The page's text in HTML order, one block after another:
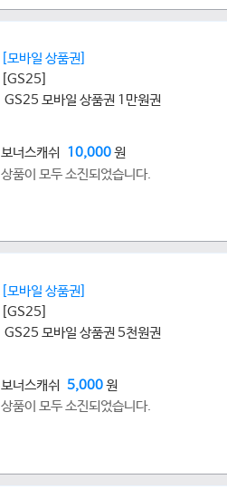
[모바일 상품권]
[GS25]
GS25 모바일 상품권 1만원권
보너스캐쉬 10,000원
상품이 모두 소진되었습니다.
[모바일 상품권]
[GS25]
GS25 모바일 상품권 5천원권
보너스캐쉬 5,000원
상품이 모두 소진되었습니다.